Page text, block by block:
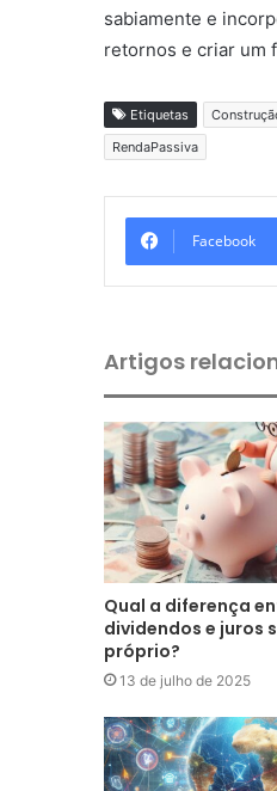
sabiamente e
retornos e criar um
Etiquetas
RendaPassiva
Facebook
Artigos
Qual a diferença
dividendos e juros
próprio?
13 de julho de 2025